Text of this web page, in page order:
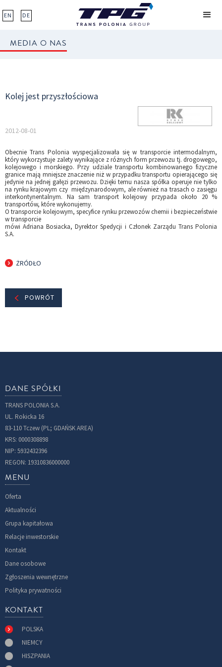
EN DE
MEDIA O NAS
Kolej jest przyszłościowa
2012-08-01
Obecnie Trans Polonia wyspecjalizowała się w transporcie intermodalnym,
który wykorzystuje zalety wynikające z różnych form przewozu tj. drogowego,
kolejowego i morskiego. Przy udziale transportu kombinowanego fizyczne
granice mają mniejsze znaczenie niż w przypadku transportu opierającego się
jedynie na jednej gałęzi przewozu. Dzięki temu nasza spółka operuje nie tylko
na rynku krajowym czy międzynarodowym, ale również na trasach o zasięgu
interkontynentalnym. Na sam transport kolejowy przypada około 20 %
transportów, które wykonujemy.
O transporcie kolejowym, specyfice rynku przewozów chemii i bezpieczeństwie
w transporcie
mówi Adriana Bosiacka, Dyrektor Spedycji i Członek Zarządu Trans Polonia
S.A.
ŻRÓDŁO
POWRÓT
DANE SPÓŁKI
TRANS POLONIA S.A.
UL. Rokicka 16
83-110 Tczew (PL; GDAŃSK AREA)
KRS: 0000308898
NIP: 5932432396
REGON: 19310836000000
MENU
Oferta
Aktualności
Grupa kapitałowa
Relacje inwestorskie
Kontakt
Dane osobowe
Zgłoszenia wewnętrzne
Polityka prywatności
KONTAKT
POLSKA
NIEMCY
HISZPANIA